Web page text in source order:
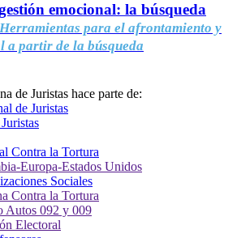
emocional: la búsqueda
Herramientas para el afrontamiento y
a partir de la búsqueda
de Juristas hace parte de: